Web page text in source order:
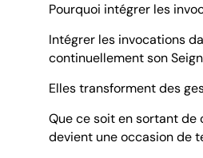
Pourquoi intégrer les
Intégrer les invocations
continuellement son
Elles transforment des
Que ce soit en sortant de
devient une occasion de